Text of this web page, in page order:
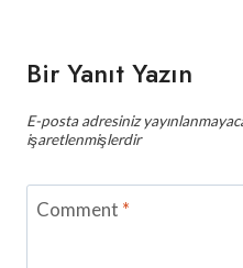
Bir Yanıt Yazın
E-posta adresiniz
işaretlenmişlerdir
Comment *